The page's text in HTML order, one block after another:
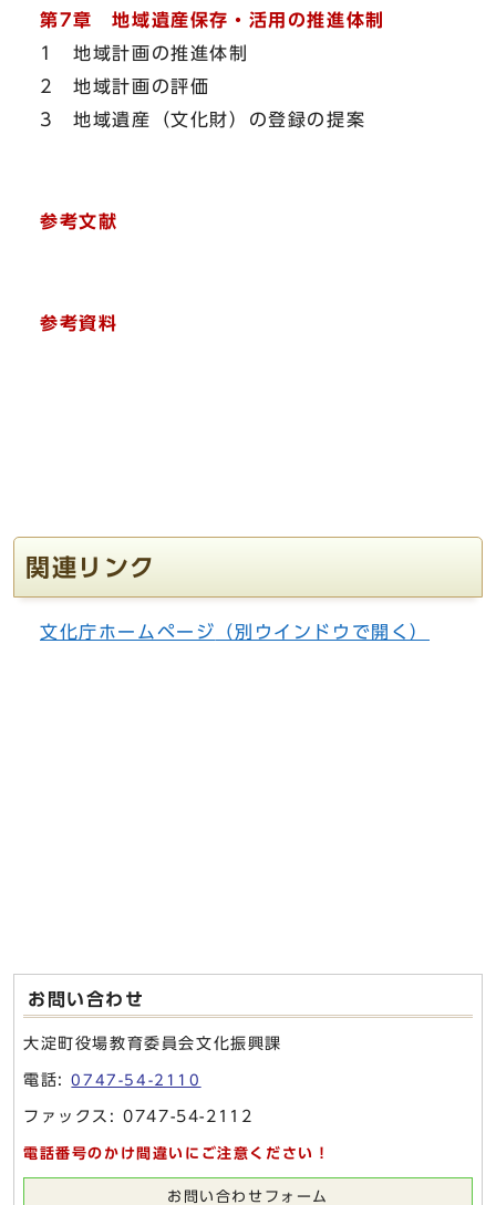
第7章 地域遺産保存・活用の推進体制
1 地域計画の推進体制
2 地域計画の評価
3 地域遺産（文化財）の登録の提案
参考文献
参考資料
関連リンク
文化庁ホームページ （別ウインドウで開く）
お問い合わせ
大淀町役場教育委員会文化振興課
電話:0747-54-2110
ファックス: 0747-54-2112
電話番号のかけ間違いにご注意ください！
お問い合わせフォーム